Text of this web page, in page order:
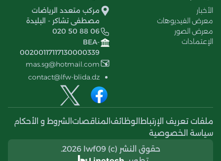
الأخبار
معرض الفيديوهات
معرض الصور
الإعتمادات
مركب متعدد الرياضات
مصطفى تشاكر - البليدة
020 50 88 06
BEA-
00200117117130000339
mas.sg@hotmail.com
contact@lfw-blida.dz
ملفات تعريف الإرتباط الوظائف المناقصات الشروط و الأحكام
سياسة الخصوصية
حقوق النشر (c) 2026 lwf09.